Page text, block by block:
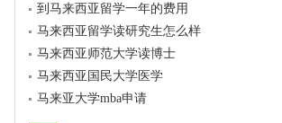
到马来西亚留学一年的费用
马来西亚留学读研究生怎么样
马来西亚师范大学读博士
马来西亚国民大学医学
马来亚大学mba申请